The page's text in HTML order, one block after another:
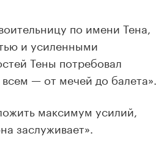
по имени Тена,
и усиленными
Тены потребовал
— от мечей до балета».
максимум усилий,
заслуживает».